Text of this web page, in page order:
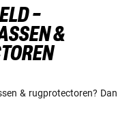
-
&
& rugprotectoren? Dan